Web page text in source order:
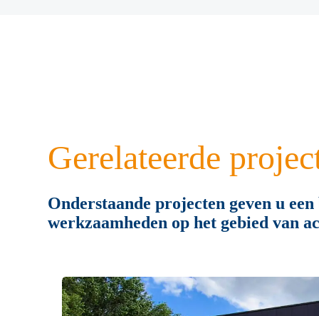
Gerelateerde
Onderstaande projecten geven u een
werkzaamheden op het gebied van